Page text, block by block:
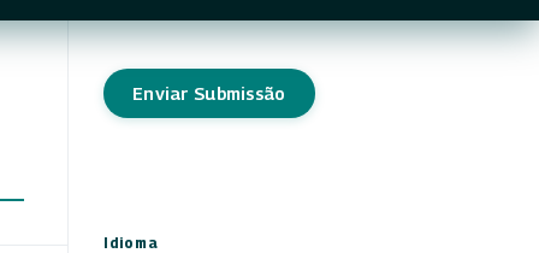
Enviar Submissão
Idioma